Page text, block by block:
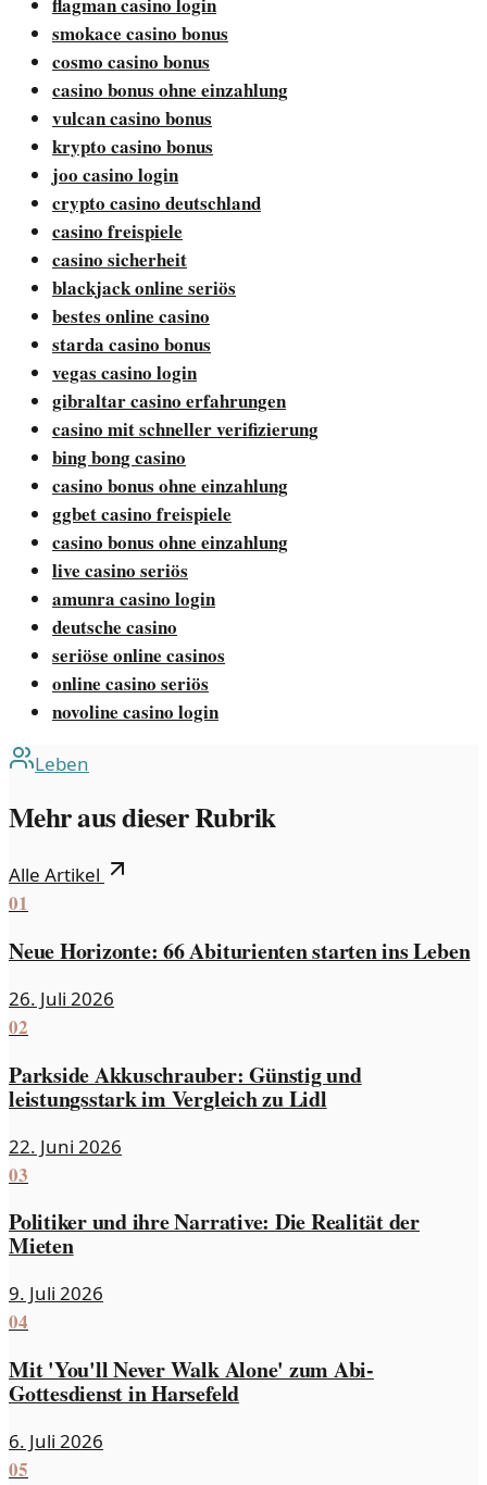
smokace casino bonus
cosmo casino bonus
casino bonus ohne einzahlung
vulcan casino bonus
krypto casino bonus
joo casino login
crypto casino deutschland
casino freispiele
casino sicherheit
blackjack online seriös
bestes online casino
starda casino bonus
vegas casino login
gibraltar casino erfahrungen
casino mit schneller verifizierung
bing bong casino
casino bonus ohne einzahlung
ggbet casino freispiele
casino bonus ohne einzahlung
live casino seriös
amunra casino login
deutsche casino
seriöse online casinos
online casino seriös
novoline casino login
Leben
Mehr aus dieser Rubrik
Alle Artikel
01
Neue Horizonte: 66 Abiturienten starten ins Leben
26. Juli 2026
02
Parkside Akkuschrauber: Günstig und
leistungsstark im Vergleich zu Lidl
22. Juni 2026
03
Politiker und ihre Narrative: Die Realität der
Mieten
9. Juli 2026
04
Mit 'You'll Never Walk Alone' zum Abi-
Gottesdienst in Harsefeld
6. Juli 2026
05